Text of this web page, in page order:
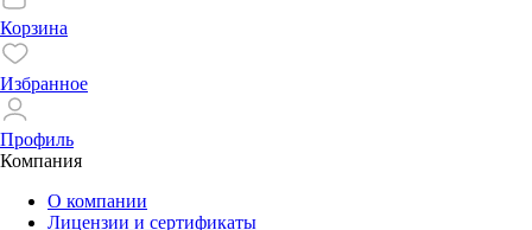
Корзина
Избранное
Профиль
Компания
О компании
Лицензии и сертификаты